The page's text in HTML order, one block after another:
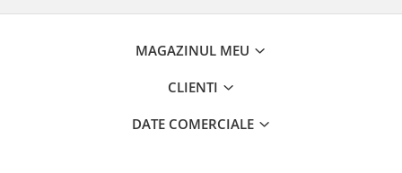
MAGAZINUL MEU
CLIENTI
DATE COMERCIALE